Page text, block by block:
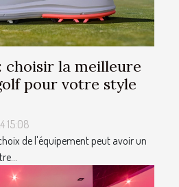
choisir la meilleure
pour votre style
15:08
de l'équipement peut avoir un